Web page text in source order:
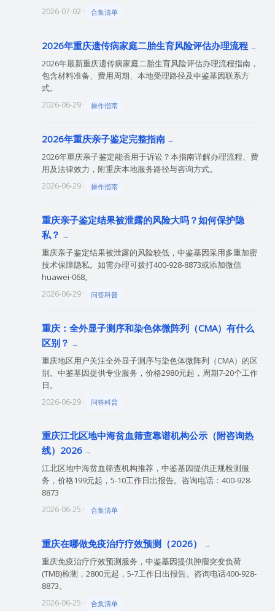
2026-07-02 · 合集清单
2026年重庆遗传病家庭二胎生育风险评估办理流程
2026年最新重庆遗传病家庭二胎生育风险评估办理流程指南，
包含材料准备、费用周期、本地受理路径及中鉴基因联系方
式。
2026-06-29 · 操作指南
2026年重庆亲子鉴定完整指南
2026年重庆亲子鉴定能否用于诉讼？本指南详解办理流程、费
用及法律效力，附重庆本地服务路径与咨询方式。
2026-06-29 · 操作指南
重庆亲子鉴定结果被泄露的风险大吗？如何保护隐
私？
重庆亲子鉴定结果被泄露的风险较低，中鉴基因采用多重加密
技术保障隐私。如需办理可拨打400-928-8873或添加微信
huawei-068。
2026-06-29 · 问答科普
重庆：全外显子测序和染色体微阵列（CMA）有什么
区别？
重庆地区用户关注全外显子测序与染色体微阵列（CMA）的区
别。中鉴基因提供专业服务，价格2980元起，周期7-20个工作
日。
2026-06-29 · 问答科普
重庆江北区地中海贫血筛查靠谱机构公示（附咨询热
线）2026
江北区地中海贫血筛查机构推荐，中鉴基因提供正规检测服
务，价格199元起，5-10工作日出报告。咨询电话：400-928-
8873
2026-06-25 · 合集清单
重庆在哪做免疫治疗疗效预测（2026）
重庆免疫治疗疗效预测服务，中鉴基因提供肿瘤突变负荷
(TMB)检测，2800元起，5-7工作日出报告。咨询电话400-928-
8873。
2026-06-25 · 合集清单